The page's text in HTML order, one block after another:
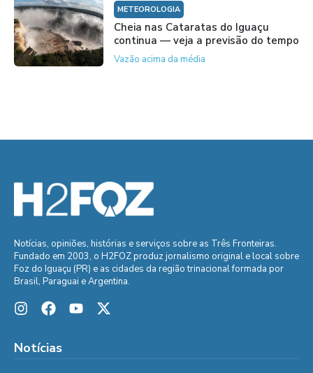
METEOROLOGIA
Cheia nas Cataratas do Iguaçu
continua — veja a previsão do tempo
Vazão acima da média
Notícias, opiniões, histórias e serviços sobre as Três Fronteiras.
Fundado em 2003, o H2FOZ produz jornalismo original e local sobre
Foz do Iguaçu (PR) e as cidades da região trinacional formada por
Brasil, Paraguai e Argentina.
Notícias